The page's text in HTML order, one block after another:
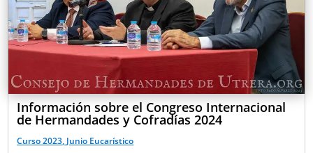
Información sobre el Congreso Internacional
de Hermandades y Cofradías 2024
Curso 2023, Junio Eucarístico